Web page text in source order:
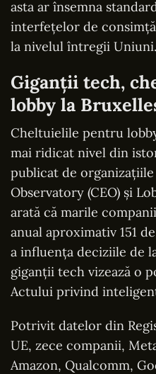
asta ar însemna
interfețelor de
la nivelul întregii Uniuni.
Giganții tech,
lobby la
Cheltuielile pentru
mai ridicat nivel din
publicat de
Observatory (CEO) și
arată că marile
anual aproximativ 151
a influența deciziile de
giganții tech vizează o
Actului privind
Potrivit datelor din
UE, zece companii,
Amazon, Qualcomm,